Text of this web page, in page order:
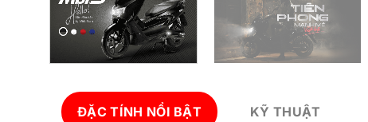
ĐẶC TÍNH NỔI BẬT KỸ THUẬT